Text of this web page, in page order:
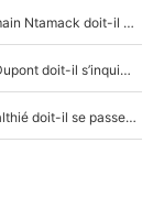
XV de France - Matthieu Jalibert a tout changé : Romain Ntamack doit-il s’inquiéter pour sa place à un an de la Coupe du monde ?
«Le XV de France est meilleur avec Lucu» : Antoine Dupont doit-il s’inquiéter pour sa place ?
Le XV de France a trouvé son remplaçant : Fabien Galthié doit-il se passer d'Antoine Dupont ?